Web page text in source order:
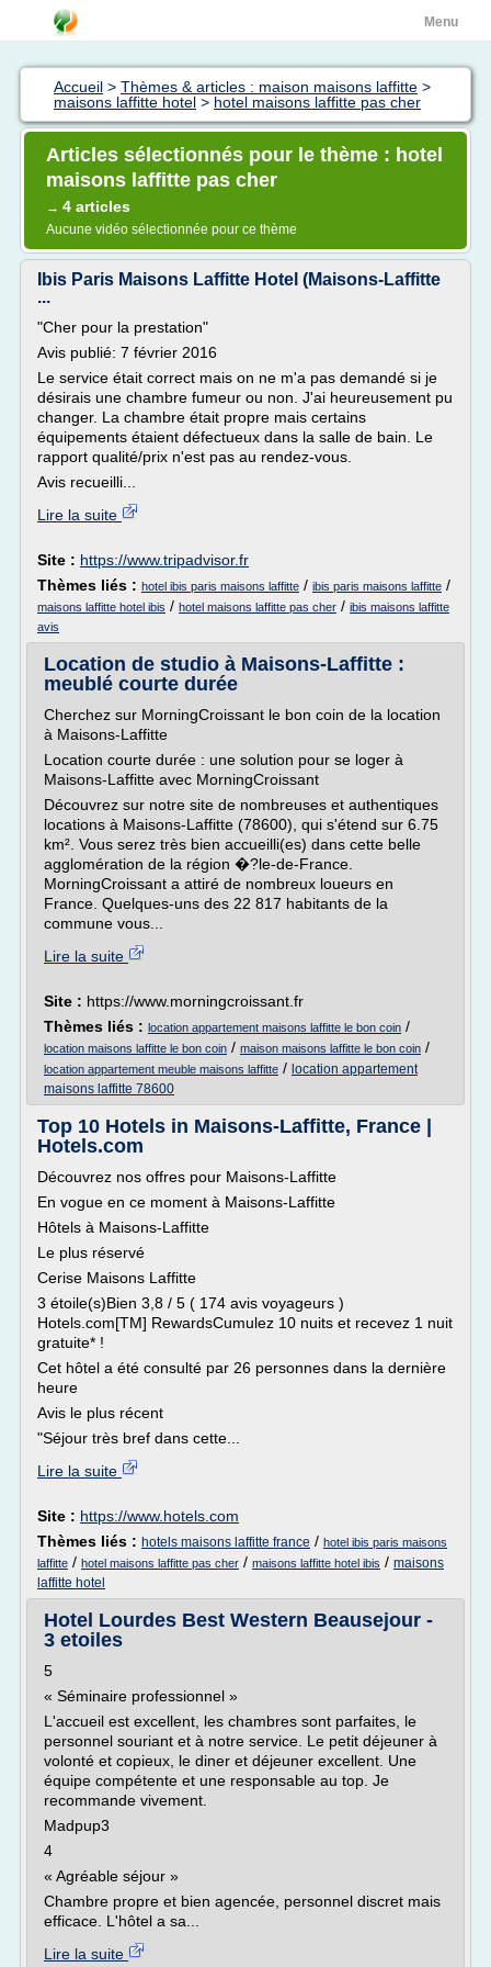
Menu
Accueil > Thèmes & articles : maison maisons laffitte >
maisons laffitte hotel > hotel maisons laffitte pas cher
Articles sélectionnés pour le thème : hotel
maisons laffitte pas cher
→ 4 articles
Aucune vidéo sélectionnée pour ce thème
Ibis Paris Maisons Laffitte Hotel (Maisons-Laffitte
...
"Cher pour la prestation"
Avis publié: 7 février 2016
Le service était correct mais on ne m'a pas demandé si je
désirais une chambre fumeur ou non. J'ai heureusement pu
changer. La chambre était propre mais certains
équipements étaient défectueux dans la salle de bain. Le
rapport qualité/prix n'est pas au rendez-vous.
Avis recueilli...
Lire la suite
Site : https://www.tripadvisor.fr
Thèmes liés : hotel ibis paris maisons laffitte / ibis paris maisons laffitte /
maisons laffitte hotel ibis / hotel maisons laffitte pas cher / ibis maisons laffitte
avis
Location de studio à Maisons-Laffitte :
meublé courte durée
Cherchez sur MorningCroissant le bon coin de la location
à Maisons-Laffitte
Location courte durée : une solution pour se loger à
Maisons-Laffitte avec MorningCroissant
Découvrez sur notre site de nombreuses et authentiques
locations à Maisons-Laffitte (78600), qui s'étend sur 6.75
km². Vous serez très bien accueilli(es) dans cette belle
agglomération de la région �?le-de-France.
MorningCroissant a attiré de nombreux loueurs en
France. Quelques-uns des 22 817 habitants de la
commune vous...
Lire la suite
Site : https://www.morningcroissant.fr
Thèmes liés : location appartement maisons laffitte le bon coin /
location maisons laffitte le bon coin / maison maisons laffitte le bon coin /
location appartement meuble maisons laffitte / location appartement
maisons laffitte 78600
Top 10 Hotels in Maisons-Laffitte, France |
Hotels.com
Découvrez nos offres pour Maisons-Laffitte
En vogue en ce moment à Maisons-Laffitte
Hôtels à Maisons-Laffitte
Le plus réservé
Cerise Maisons Laffitte
3 étoile(s)Bien 3,8 / 5 ( 174 avis voyageurs )
Hotels.com[TM] RewardsCumulez 10 nuits et recevez 1 nuit
gratuite* !
Cet hôtel a été consulté par 26 personnes dans la dernière
heure
Avis le plus récent
"Séjour très bref dans cette...
Lire la suite
Site : https://www.hotels.com
Thèmes liés : hotels maisons laffitte france / hotel ibis paris maisons
laffitte / hotel maisons laffitte pas cher / maisons laffitte hotel ibis / maisons
laffitte hotel
Hotel Lourdes Best Western Beausejour -
3 etoiles
5
« Séminaire professionnel »
L'accueil est excellent, les chambres sont parfaites, le
personnel souriant et à notre service. Le petit déjeuner à
volonté et copieux, le diner et déjeuner excellent. Une
équipe compétente et une responsable au top. Je
recommande vivement.
Madpup3
4
« Agréable séjour »
Chambre propre et bien agencée, personnel discret mais
efficace. L'hôtel a sa...
Lire la suite